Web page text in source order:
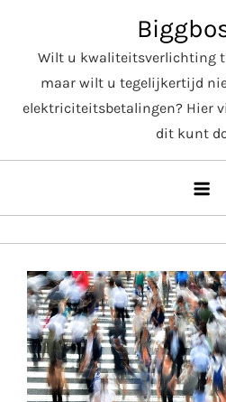
contentWilt u kwaliteitsverlichting
maar wilt u tegelijkertijd
elektriciteitsbetalingen? Hier
dit kunt